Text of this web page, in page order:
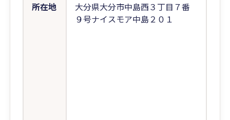
所在地
大分県大分市中島西３丁目７番
９号ナイスモア中島２０１